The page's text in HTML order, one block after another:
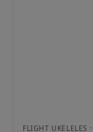
FLIGHT UKELELES ·